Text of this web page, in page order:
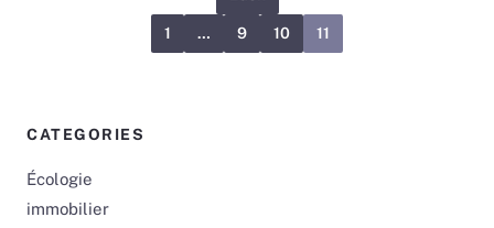
1 … 9 10 11
CATEGORIES
Écologie
immobilier